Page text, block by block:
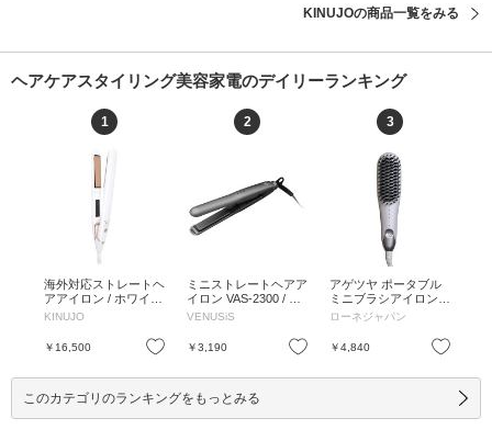
KINUJOの商品一覧をみる
ヘアケアスタイリング美容家電のデイリーランキング
1
海外対応ストレートヘ
アアイロン / ホワイト
/ DS200 / ホワイト
KINUJO
￥16,500 お気に入り
2
ミニストレートヘアア
イロン VAS-2300 / グ
レー(H) / 約175g / グ
VENUSiS
￥3,190 お気に入り
3
アゲツヤ ポータブル
ミニブラシアイロン /
ホワイト / 本体 / ホワ
ローネジャパン
￥4,840
このカテゴリのランキングをもっとみる